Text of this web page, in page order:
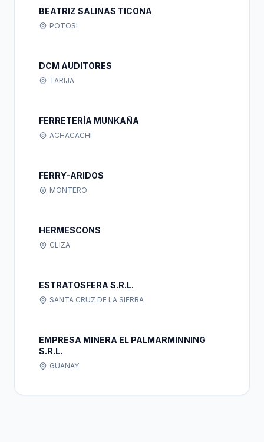
BEATRIZ SALINAS TICONA
POTOSI
DCM AUDITORES
TARIJA
FERRETERÍA MUNKAÑA
ACHACACHI
FERRY-ARIDOS
MONTERO
HERMESCONS
CLIZA
ESTRATOSFERA S.R.L.
SANTA CRUZ DE LA SIERRA
EMPRESA MINERA EL PALMARMINNING
S.R.L.
GUANAY